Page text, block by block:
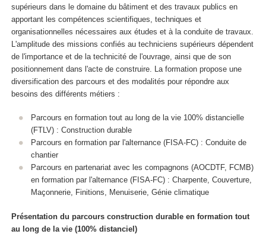
supérieurs dans le domaine du bâtiment et des travaux publics en
apportant les compétences scientifiques, techniques et
organisationnelles nécessaires aux études et à la conduite de travaux.
L'amplitude des missions confiés au techniciens supérieurs dépendent
de l'importance et de la technicité de l'ouvrage, ainsi que de son
positionnement dans l'acte de construire. La formation propose une
diversification des parcours et des modalités pour répondre aux
besoins des différents métiers :
Parcours en formation tout au long de la vie 100% distancielle
(FTLV) : Construction durable
Parcours en formation par l'alternance(FISA-FC) : Conduite de
chantier
Parcours en partenariat avec les compagnons (AOCDTF, FCMB)
en formation par l'alternance(FISA-FC) : Charpente, Couverture,
Maçonnerie, Finitions, Menuiserie, Génie climatique
Présentation du parcours construction durable en formation tout
au long de la vie (100% distanciel)